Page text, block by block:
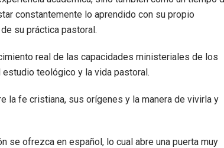
constantemente lo aprendido con su propio
su práctica pastoral.
real de las capacidades ministeriales de los
teológico y la vida pastoral.
la fe cristiana, sus orígenes y la manera de vivirla y
se ofrezca en español, lo cual abre una puerta muy